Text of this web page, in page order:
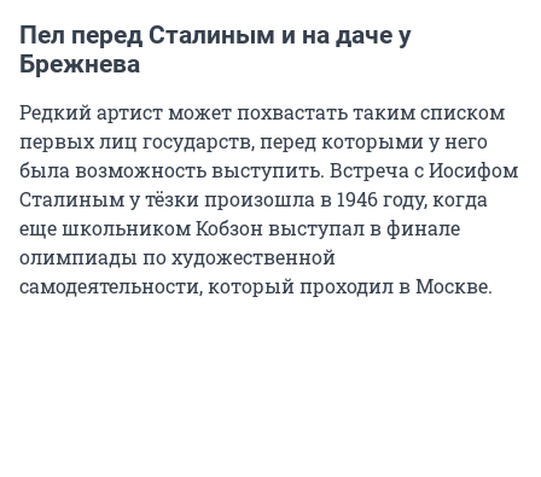
Пел перед Сталиным и на даче у
Брежнева
Редкий артист может похвастать таким списком
первых лиц государств, перед которыми у него
была возможность выступить. Встреча с Иосифом
Сталиным у тёзки произошла в 1946 году, когда
еще школьником Кобзон выступал в финале
олимпиады по художественной
самодеятельности, который проходил в Москве.